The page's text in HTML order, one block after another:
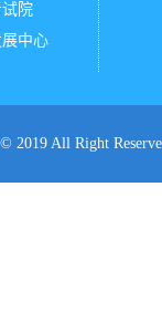
试院
展中心
© 2019 All Right